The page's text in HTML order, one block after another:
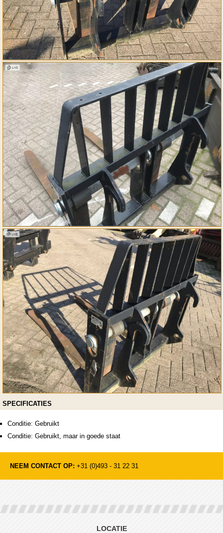
SPECIFICATIES
Conditie: Gebruikt
Conditie: Gebruikt, maar in goede staat
NEEM CONTACT OP: +31 (0)493 - 31 22 31
LOCATIE